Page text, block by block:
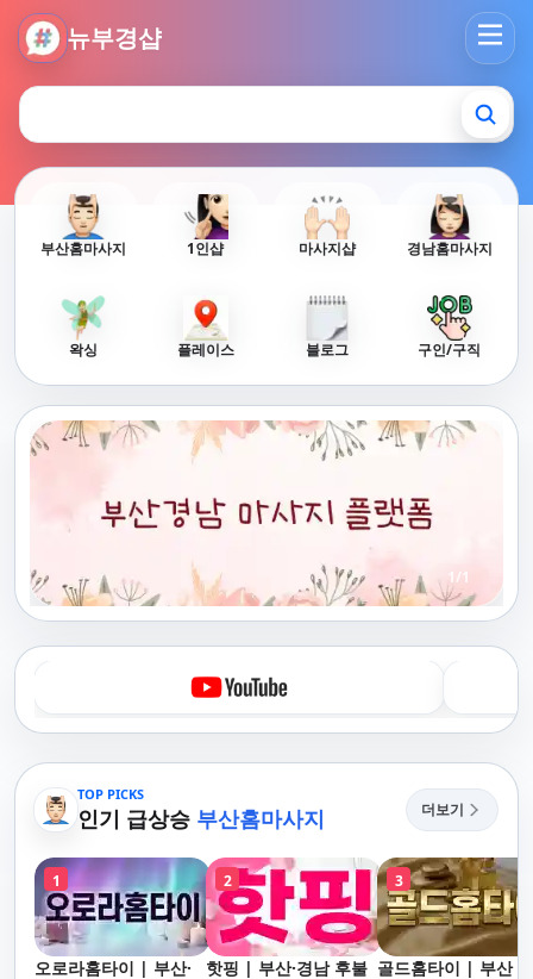
뉴부경샵
뉴부경샵 - 부산 마사지 사이트 부산마사지 부산홈타이 부산출
부산홈마사지 1인샵 마사지샵 경남홈마사지
왁싱 플레이스 블로그 구인/구직
1 /1
TOP PICKS
인기 급상승 부산홈마사지 더보기
1
오로라홈타이 | 부산·
2
핫핑 | 부산·경남 후불
3
골드홈타이 | 부산 전